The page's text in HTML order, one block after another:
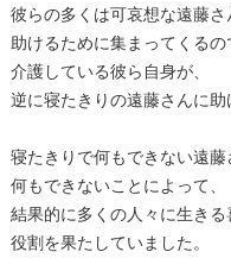
彼らの多くは可哀想な遠藤さ
助けるために集まってくるの
介護している彼ら自身が、
逆に寝たきりの遠藤さんに助
寝たきりで何もできない遠藤
何もできないことによって、
結果的に多くの人々に生き
役割を果たしていました。